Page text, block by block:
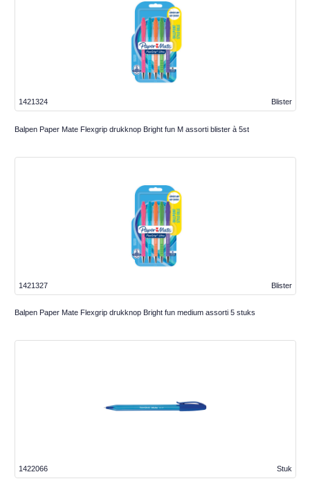
Blister
1421324
Balpen Paper Mate Flexgrip drukknop Bright fun M assorti blister à 5st
Blister
1421327
Balpen Paper Mate Flexgrip drukknop Bright fun medium assorti 5 stuks
Stuk
1422066